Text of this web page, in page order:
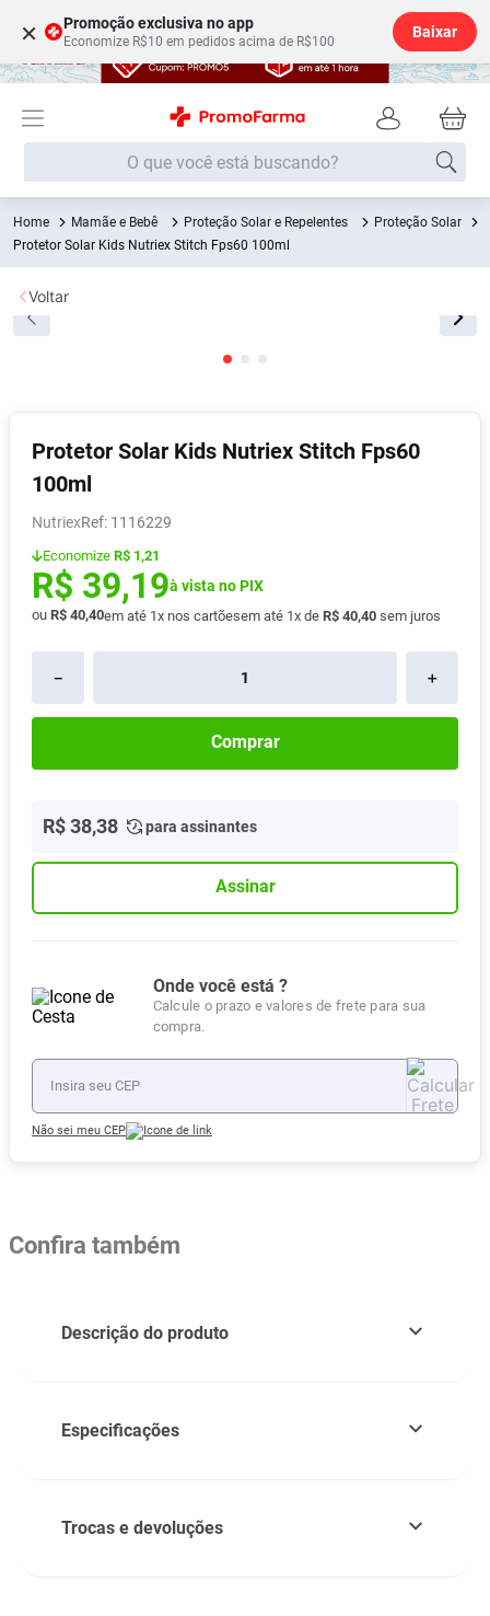
× Promoção exclusiva no app
Economize R$10 em pedidos acima de R$100
Baixar
O que você está buscando?
Mamãe e Bebê Proteção Solar e Repelentes
Proteção Solar
Protetor Solar Kids Nutriex Stitch Fps60 100ml
Protetor Solar Kids Nutriex Stitch Fps60
100ml
Nutriex : 1116229
Economize R$ 1,21
R$ 39,19à vista no PIX
ou R$ 40,40em até 1x nos cartõesem até 1x de R$ 40,40 sem juros
＋
－
Comprar
R$38,38 para assinantes
Assinar
Onde você está ?
Calcule o prazo e valores de frete para sua
compra.
Não sei meu CEP
Voltar
Confira também
Descrição do produto
Especificações
Trocas e devoluções
Termos mais buscados
1º Fralda
2
5º Fralda G
6º Desodorante
7º
8º Absorvente
9º Pampers Confort Sec
10 º Lavitan